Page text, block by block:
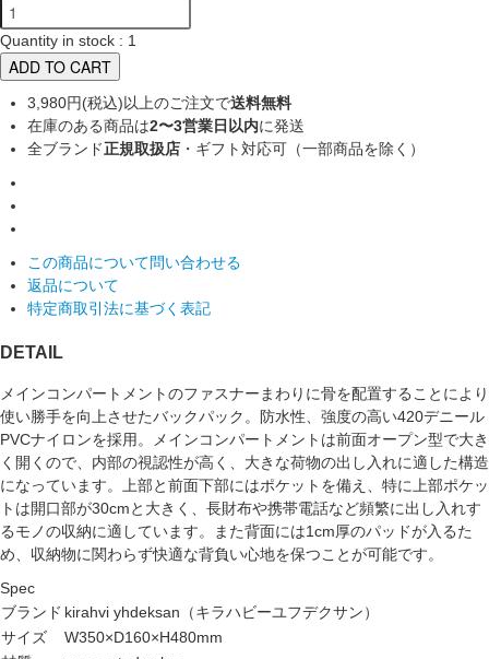
Quantity in stock : 1
ADD TO CART
3,980円(税込)以上のご注文で送料無料
在庫のある商品は2〜3営業日以内に発送
全ブランド正規取扱店 ・ギフト対応可（一部商品を除く）
この商品について問い合わせる
返品について
特定商取引法に基づく表記
DETAIL
メインコンパートメントのファスナーまわりに骨を配置することにより
使い勝手を向上させたバックパック。防水性、強度の高い420デニール
PVCナイロンを採用。メインコンパートメントは前面オープン型で大き
く開くので、内部の視認性が高く、大きな荷物の出し入れに適した構造
になっています。上部と前面下部にはポケットを備え、特に上部ポケッ
トは開口部が30cmと大きく、長財布や携帯電話など頻繁に出し入れす
るモノの収納に適しています。また背面には1cm厚のパッドが入るた
め、収納物に関わらず快適な背負い心地を保つことが可能です。
Spec
ブランド kirahvi yhdeksan（キラハビーユフデクサン）
サイズ
W350×D160×H480mm